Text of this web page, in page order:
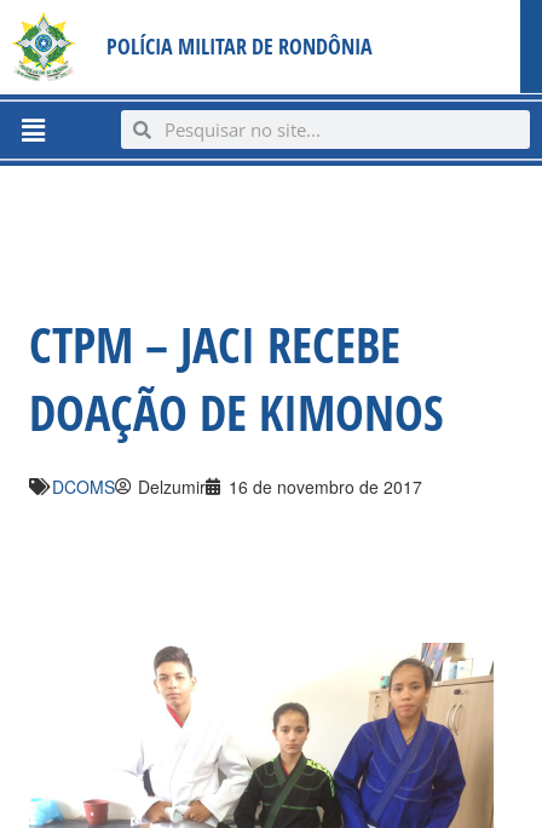
content
para
conteúdo
POLÍCIA MILITAR DE RONDÔNIA
Menu SearchSearch
CTPM – JACI RECEBE
DOAÇÃO DE KIMONOS
DCOMS Delzumir 16 de novembro de 2017